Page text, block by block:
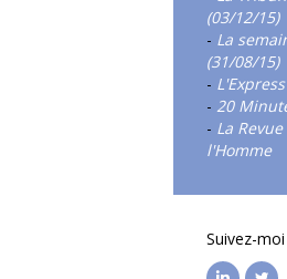
(03/12/15)
- La
(31/08/15)
-
- 20
- La
l'Homme
Suivez-